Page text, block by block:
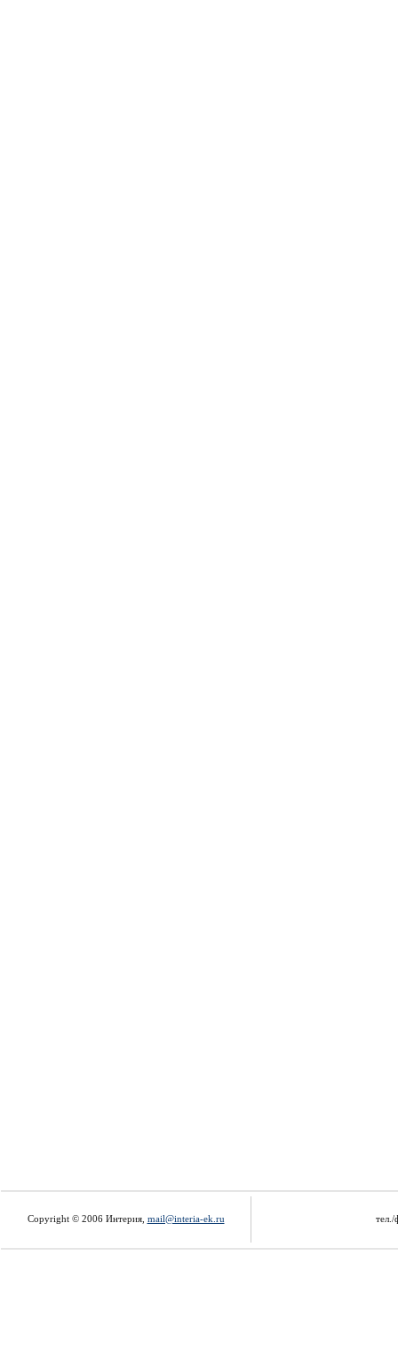
Copyright © 2006 Интерия, mail@interia-ek.ru